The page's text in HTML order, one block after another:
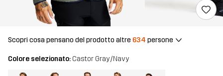
Scopri cosa pensano del prodotto altre 634 persone
Colore selezionato: Castor Gray/Navy